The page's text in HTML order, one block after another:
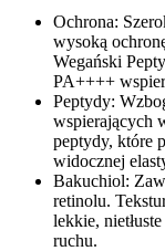
Ochrona:
wysoką
Wegański
PA++++
Peptydy:
wspierających
peptydy, które
widocznej
Bakuchiol:
retinolu.
lekkie,
ruchu.